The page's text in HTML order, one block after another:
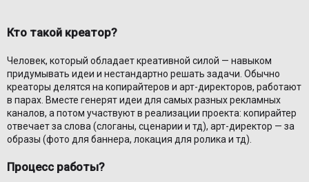
Кто такой креатор?
Человек, который обладает креативной силой — навыком
придумывать идеи и нестандартно решать задачи. Обычно
креаторы делятся на копирайтеров и арт-директоров, работают
в парах. Вместе генерят идеи для самых разных рекламных
каналов, а потом участвуют в реализации проекта: копирайтер
отвечает за слова (слоганы, сценарии и тд), арт-директор — за
образы (фото для баннера, локация для ролика и тд).
Процесс работы?